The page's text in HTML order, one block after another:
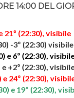
14:00 DEL
21º (22:30), visibile
-3º (22:30)
e 6º (22:30),
+2º (22:30),
e 24º (22:30),
e 19º (22:30),